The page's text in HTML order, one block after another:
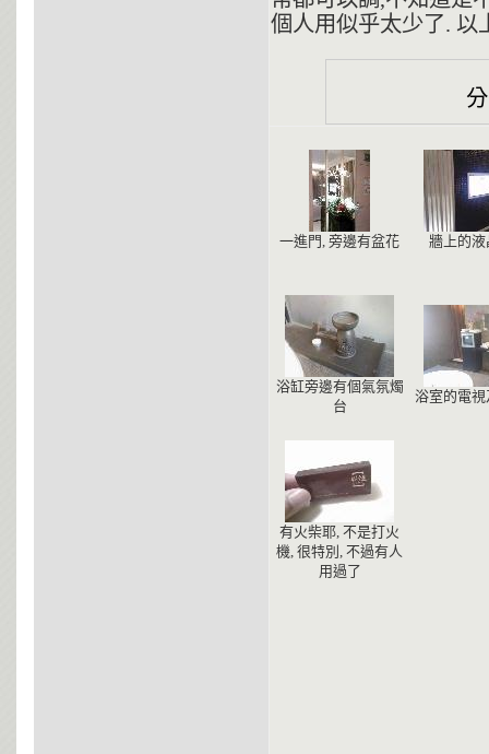
個人用似乎太少了. 以
一進門, 旁邊有盆花 牆上的液
浴缸旁邊有個氣氛燭
台
浴室的電
有火柴耶, 不是打火
機, 很特別, 不過有人
用過了